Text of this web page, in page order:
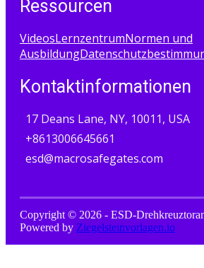
Ressourcen
VideosLernzentrumNormen und
Ausbildung
Kontaktinformationen
17 Deans Lane, NY, 10011, USA
+8613006645661
esd@macrosafegates.com
Copyright © 2026 - ESD-
Powered by Ziegelsteinvorlagen.io